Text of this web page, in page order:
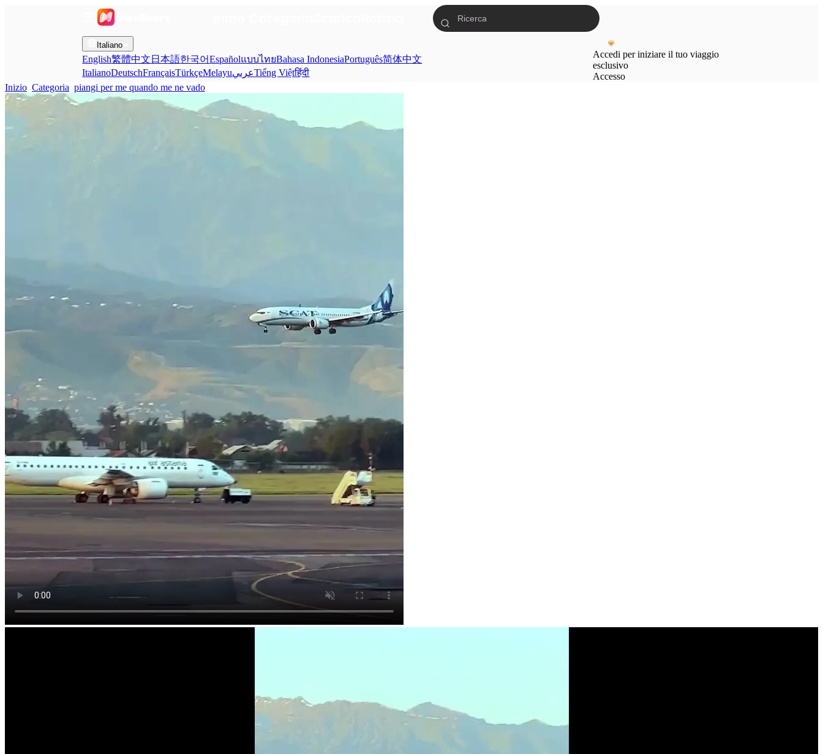
Italiano
English繁體中文 日本語한국어EspañolแบบไทยBahasa IndonesiaPortuguês简体中文
ItalianoDeutschFrançaisTürkçeMelayuعربيTiếng Việtहिंदी
Accedi per iniziare il tuo viaggio
esclusivo
Accesso
Inizio Categoria piangi per me quando me ne vado